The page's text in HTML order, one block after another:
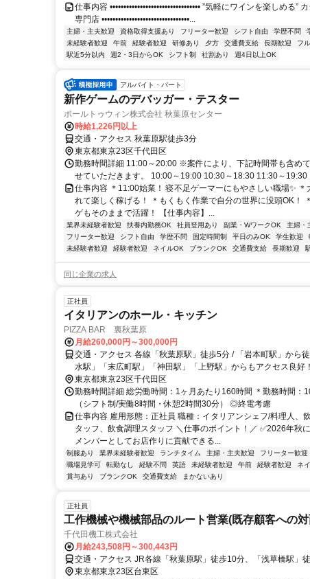
仕事内容 ••••••••••••••••••••••••••••••••• ”気軽にワインを楽しめ
専門店 ••••••••••••••••••••••••••••••••...
主婦・主夫歓迎 資格取得支援あり フリーター歓迎 シフト自由 学歴不問
未経験者歓迎
午前 経験者歓迎 研修あり 夕方 交通費支給 長期歓迎
フ
駅近5分以内
週2・3日からOK シフト制 社割あり 週4日以上OK
アルバイト・パート
新作ゲームのデバッガー・テスター
ポールトゥウィン株式会社 秋葉原センター
時給1,226円以上
交通・アクセス 秋葉原駅徒歩3分
東京都東京23区千代田区
勤務時間詳細 11:00～20:00 ※案件により、下記時間帯も含め
せていただきます。 10:00～19:00 10:30～18:30 11:30～19:30
仕事内容 ＊11:00始業！ 寝不足ゲーマーにもやさしい職場✨ ＊
れて楽しく稼げる！ ＊もくもく作業で自分の世界に没頭OK！
ゲもそのままで活躍！ 【仕事内容】...
業界未経験者歓迎 扶養内勤務OK 社員登用あり 副業・WワークOK
主婦・
フリーター歓迎
シフト自由 学歴不問 固定時間制 平日のみOK 学生歓迎
未経験者歓迎
経験者歓迎 ネイルOK ブランクOK 交通費支給 長期歓迎
同じ企業の求人
正社員
イタリアンのホール・キッチン
PIZZA BAR 裏秋葉原
月給260,000円～300,000円
交通・アクセス 各線「秋葉原駅」徒歩5分 / 「岩本町駅」から
水駅」「末広町駅」「神田駅」「上野駅」からもアクセス良好！
東京都東京23区千代田区
勤務時間詳細 総労働時間：1ヶ月あたり160時間 ＊勤務時間：
（シフト制/実働8時間・休憩2時間30分） ◎終電考慮
仕事内容 雇用形態：正社員 職種：イタリアンシェフ/料理人、
タッフ、飲食調理スタッフ ＼仕事のポイント！／ ✅2026年秋
メンバーとしてお店作りに貢献できる...
制服あり 業界未経験者歓迎 ランチタイム 主婦・主夫歓迎 フリーター歓迎
職場見学可
転勤なし 経験不問 英語 未経験者歓迎 午前 経験者歓迎 ネ
賞与あり
ブランクOK 交通費支給 まかないあり
正社員
工作機械や機械部品のルート営業(既存顧客への
千代田機工株式会社
月給243,508円～300,443円
交通・アクセス JR各線「秋葉原駅」徒歩10分、「浅草橋駅」
東京都東京23区台東区